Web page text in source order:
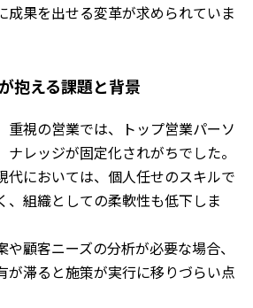
成果を出せる変革が求められていま
抱える課題と背景
重視の営業では、トップ営業パーソ
レッジが固定化されがちでした。
代においては、個人任せのスキルで
、組織としての柔軟性も低下しま
顧客ニーズの分析が必要な場合、
が滞ると施策が実行に移りづらい点